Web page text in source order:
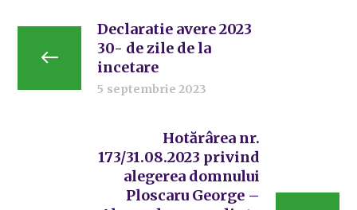
Declaratie avere 2023
30- de zile de la
incetare
5 septembrie 2023
Hotărârea nr.
173/31.08.2023 privind
alegerea domnului
Ploscaru George –